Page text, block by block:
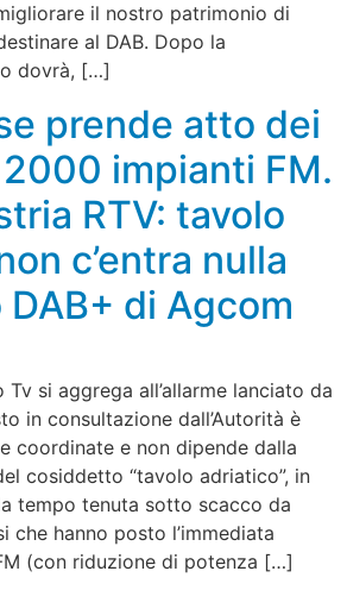
il nostro patrimonio di
al DAB. Dopo la
dovrà, […]
prende atto dei
impianti FM.
RTV: tavolo
c’entra nulla
DAB+ di Agcom
si aggrega all’allarme lanciato da
in consultazione dall’Autorità è
coordinate e non dipende dalla
cosiddetto “tavolo adriatico”, in
tempo tenuta sotto scacco da
che hanno posto l’immediata
(con riduzione di potenza […]